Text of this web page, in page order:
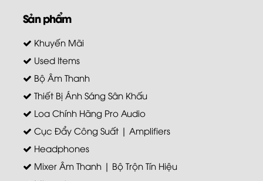
Sản phẩm
Khuyến Mãi
Used Items
Bộ Âm Thanh
Thiết Bị Ánh Sáng Sân Khấu
Loa Chính Hãng Pro Audio
Cục Đẩy Công Suất | Amplifiers
Headphones
Mixer Âm Thanh | Bộ Trộn Tín Hiệu